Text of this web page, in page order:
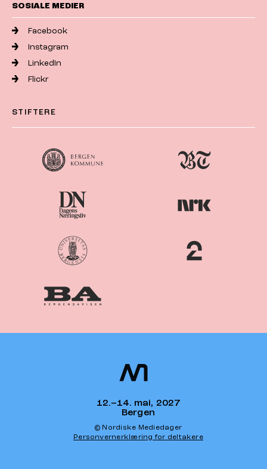
SOSIALE MEDIER
Facebook
Instagram
LinkedIn
Flickr
STIFTERE
12.–14. mai, 2027
Bergen
© Nordiske Mediedager
Personvernerklæring for deltakere